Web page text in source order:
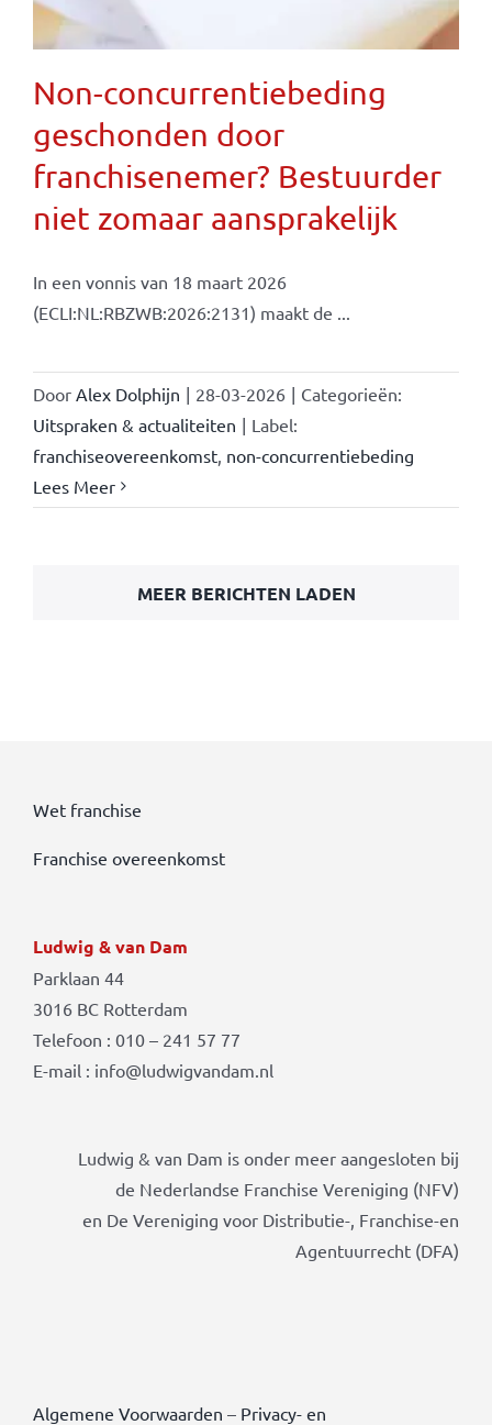
Non-concurrentiebeding
geschonden door
franchisenemer? Bestuurder
niet zomaar aansprakelijk
In een vonnis van 18 maart 2026
(ECLI:NL:RBZWB:2026:2131) maakt de ...
Door Alex Dolphijn | 28-03-2026 | Categorieën:
Uitspraken & actualiteiten | Label:
franchiseovereenkomst, non-concurrentiebeding
Lees Meer
MEER BERICHTEN LADEN
Wet franchise
Franchise overeenkomst
Ludwig & van Dam
Parklaan 44
3016 BC Rotterdam
Telefoon : 010 – 241 57 77
E-mail : info@ludwigvandam.nl
Ludwig & van Dam is onder meer aangesloten bij
de Nederlandse Franchise Vereniging (NFV)
en De Vereniging voor Distributie-, Franchise-en
Agentuurrecht (DFA)
Algemene Voorwaarden – Privacy- en